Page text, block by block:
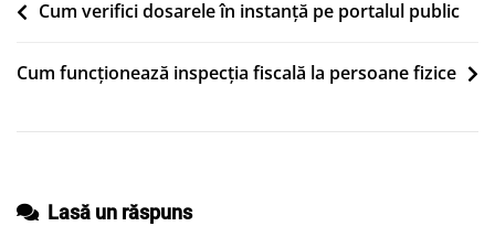
Unei
Mici
Navigare
articole
Cum verifici dosarele în instanță pe portalul public
Cum funcționează inspecția fiscală la persoane fizice
Lasă un răspuns